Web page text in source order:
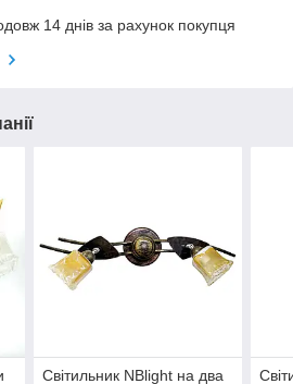
14 днів за рахунок покупця
Світильник NBlight на два